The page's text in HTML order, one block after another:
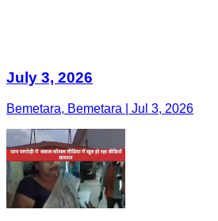
July 3, 2026
Bemetara, Bemetara | Jul 3, 2026